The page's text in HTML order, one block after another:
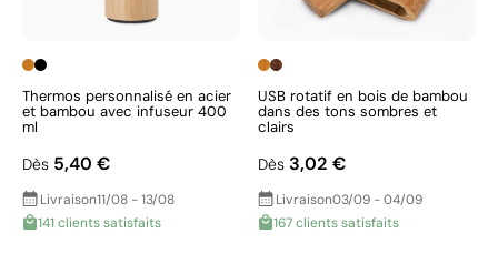
Thermos personnalisé en acier
et bambou avec infuseur 400
ml
Dès 5,40 €
Livraison11/08 - 13/08
141 clients satisfaits
USB rotatif en bois de bambou
dans des tons sombres et
clairs
Dès 3,02 €
Livraison03/09 - 04/09
167 clients satisfaits